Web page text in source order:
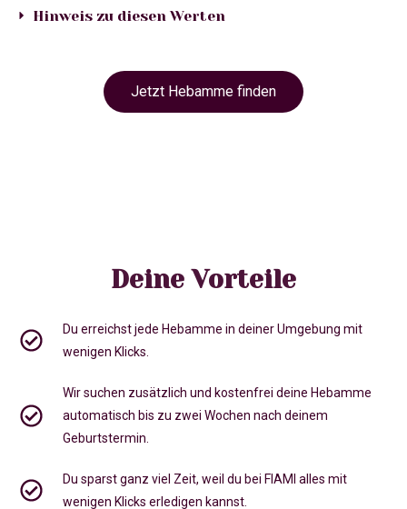
Hinweis zu diesen Werten
Jetzt Hebamme finden
Deine Vorteile
Du erreichst jede Hebamme in deiner Umgebung mit
wenigen Klicks.
Wir suchen zusätzlich und kostenfrei deine Hebamme
automatisch bis zu zwei Wochen nach deinem
Geburtstermin.
Du sparst ganz viel Zeit, weil du bei FIAMI alles mit
wenigen Klicks erledigen kannst.